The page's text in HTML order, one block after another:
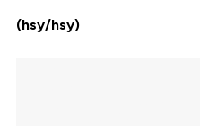
(hsy/hsy)